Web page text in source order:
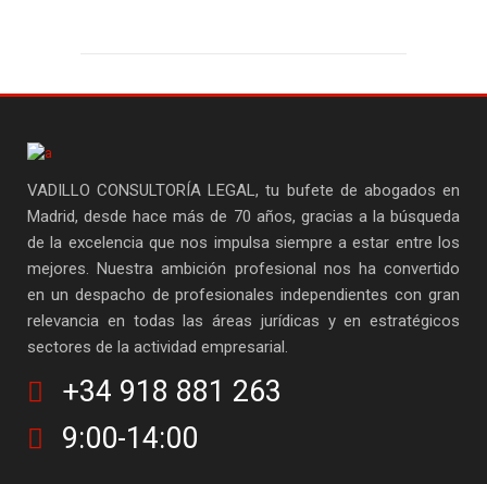
VADILLO CONSULTORÍA LEGAL, tu bufete de abogados en
Madrid, desde hace más de 70 años, gracias a la búsqueda
de la excelencia que nos impulsa siempre a estar entre los
mejores. Nuestra ambición profesional nos ha convertido
en un despacho de profesionales independientes con gran
relevancia en todas las áreas jurídicas y en estratégicos
sectores de la actividad empresarial.
+34 918 881 263
9:00-14:00